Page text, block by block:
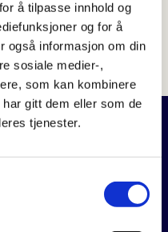
å tilpasse innhold og
og for å
også informasjon om din
sosiale medier-,
som kan kombinere
gitt dem eller som de
tjenester.
sette i gang